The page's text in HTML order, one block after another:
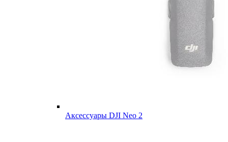
Аксессуары DJI Neo 2